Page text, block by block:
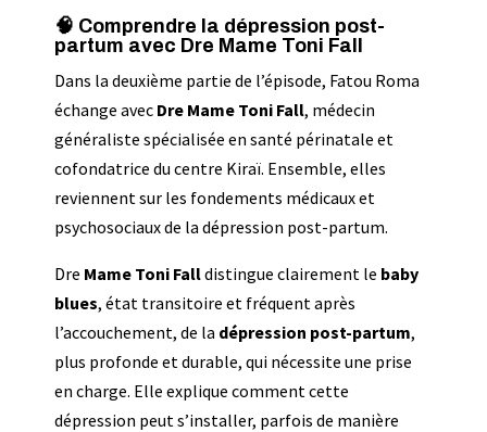
🧠 Comprendre la dépression post-
partum avec Dre Mame Toni Fall
Dans la deuxième partie de l’épisode, Fatou Roma
échange avec Dre Mame Toni Fall, médecin
généraliste spécialisée en santé périnatale et
cofondatrice du centre Kiraï. Ensemble, elles
reviennent sur les fondements médicaux et
psychosociaux de la dépression post-partum.
Dre Mame Toni Falldistingue clairement le baby
blues, état transitoire et fréquent après
l’accouchement, de la dépression post-partum,
plus profonde et durable, qui nécessite une prise
en charge. Elle explique comment cette
dépression peut s’installer, parfois de manière